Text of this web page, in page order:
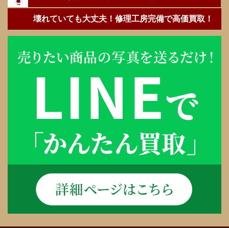
壊れていても大丈夫！修理工房完備で高価買取！